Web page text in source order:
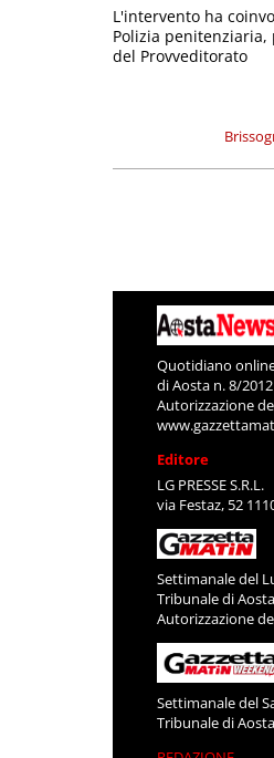
L'intervento ha
Polizia
del Provveditorato
Quotidiano
di Aosta n. 8/2012
Autorizzazione
Editore
LG PRESSE S.R.L.
via Festaz, 52
Settimanale del
Tribunale di
Autorizzazione
Settimanale del
Tribunale di